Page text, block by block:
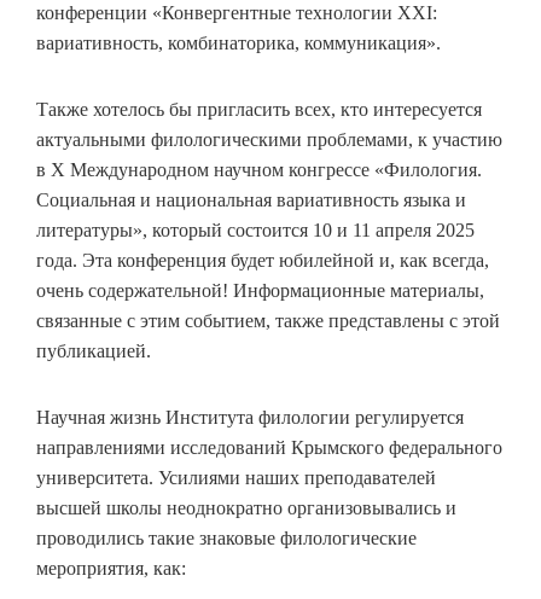
конференции «Конвергентные технологии ХХI:
вариативность, комбинаторика, коммуникация».
Также хотелось бы пригласить всех, кто интересуется
актуальными филологическими проблемами, к участию
в X Международном научном конгрессе «Филология.
Социальная и национальная вариативность языка и
литературы», который состоится 10 и 11 апреля 2025
года. Эта конференция будет юбилейной и, как всегда,
очень содержательной! Информационные материалы,
связанные с этим событием, также представлены с этой
публикацией.
Научная жизнь Института филологии регулируется
направлениями исследований Крымского федерального
университета. Усилиями наших преподавателей
высшей школы неоднократно организовывались и
проводились такие знаковые филологические
мероприятия, как: